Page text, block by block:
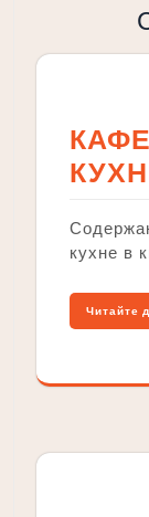
кухне в
Читайте